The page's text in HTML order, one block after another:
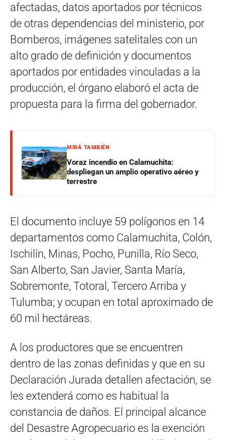
afectadas, datos aportados por técnicos
de otras dependencias del ministerio, por
Bomberos, imágenes satelitales con un
alto grado de definición y documentos
aportados por entidades vinculadas a la
producción, el órgano elaboró el acta de
propuesta para la firma del gobernador.
MIRÁ TAMBIÉN
Voraz incendio en Calamuchita:
despliegan un amplio operativo aéreo y
terrestre
El documento incluye 59 polígonos en 14
departamentos como Calamuchita, Colón,
Ischilín, Minas, Pocho, Punilla, Río Seco,
San Alberto, San Javier, Santa María,
Sobremonte, Totoral, Tercero Arriba y
Tulumba; y ocupan en total aproximado de
60 mil hectáreas.
A los productores que se encuentren
dentro de las zonas definidas y que en su
Declaración Jurada detallen afectación, se
les extenderá como es habitual la
constancia de daños. El principal alcance
del Desastre Agropecuario es la exención